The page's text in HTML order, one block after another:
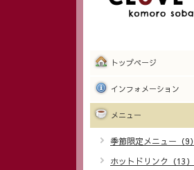
トップページ
インフォメーション
メニュー
季節限定メニュー（9）
ホットドリンク（13）